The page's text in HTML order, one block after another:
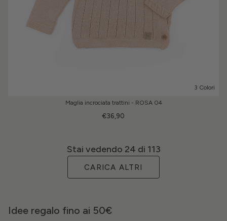
3 Colori
Maglia incrociata trattini - ROSA 04
€36,90
Stai vedendo 24 di 113
CARICA ALTRI
Idee regalo fino ai 50€